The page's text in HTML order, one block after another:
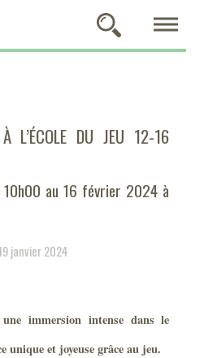
L’ÉCOLE DU JEU 12-16
au 16 février 2024 à
janvier 2024
immersion intense dans le
unique et joyeuse grâce au jeu.